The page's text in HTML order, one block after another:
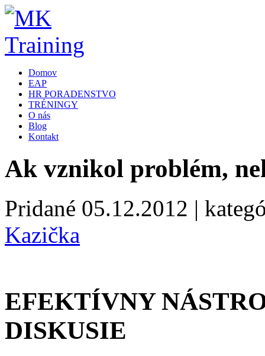
Domov
EAP
HR PORADENSTVO
TRÉNINGY
O nás
Blog
Kontakt
Ak vznikol problém,
Pridané 05.12.2012 |
Kazička
EFEKTÍVNY
DISKUSIE